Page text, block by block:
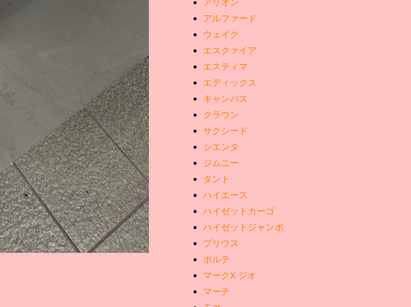
アリオン
アルファード
ウェイク
エスクァイア
エスティマ
エディックス
キャンバス
クラウン
サクシード
シエンタ
ジムニー
タント
ハイエース
ハイゼットカーゴ
ハイゼットジャンボ
プリウス
ポルテ
マークX ジオ
マーチ